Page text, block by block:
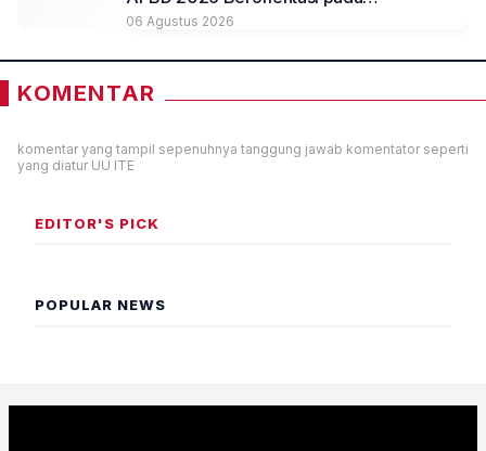
Kesejahteraan Masyarakat
06 Agustus 2026
KOMENTAR
komentar yang tampil sepenuhnya tanggung jawab komentator seperti
yang diatur UU ITE
EDITOR'S PICK
POPULAR NEWS